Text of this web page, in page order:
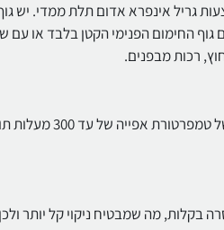
גריל אינפרא אדום תלת ממדי. יש
החימום הפנימי הקטן בלבד או עם
רכות מבפנים.
הפיצה הכי טובה
בקלות, מה שמבטיח ניקוי קל יותר